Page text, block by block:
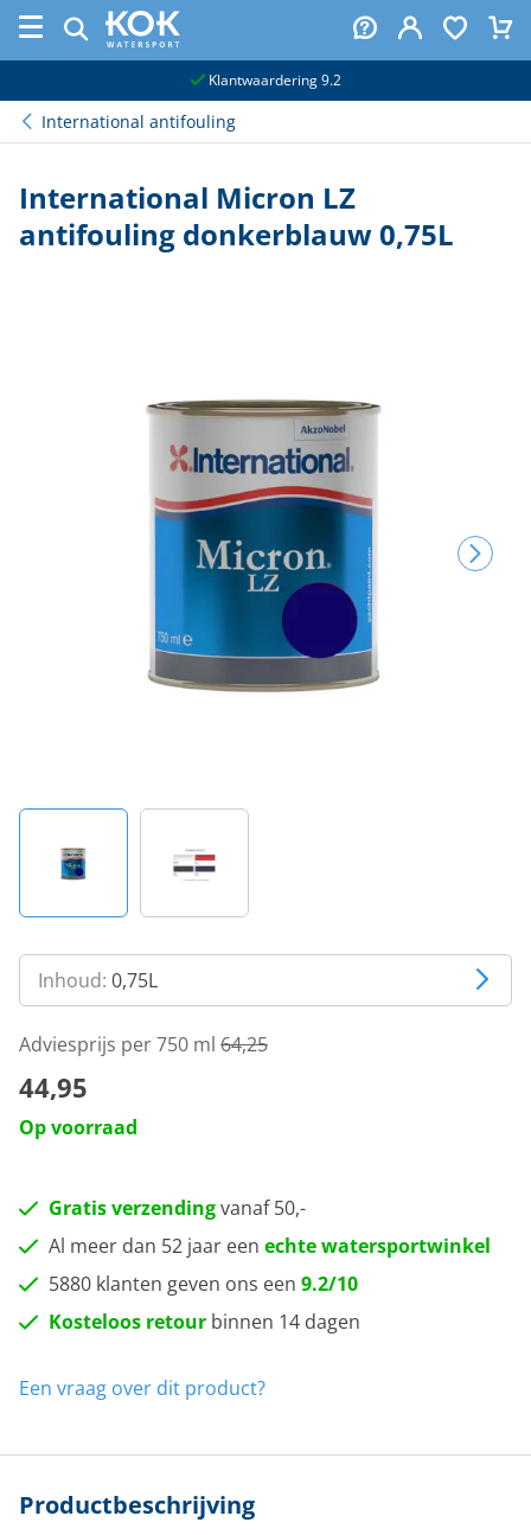
Klantwaardering 9.2
International antifouling
International Micron LZ
antifouling donkerblauw 0,75L
Inhoud: 0,75L
Adviesprijs per 750 ml 64,25
44,95
Op voorraad
Gratis verzendingvanaf 50,-
Al meer dan 52 jaar een echte watersportwinkel
5880 klanten geven ons een 9.2/10
Kosteloos retour binnen 14 dagen
Een vraag over dit product?
Productbeschrijving